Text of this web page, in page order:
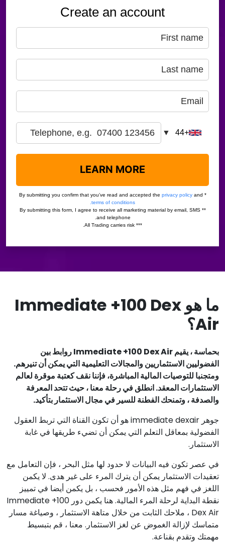
ما هو Immediate +100 Dex
Air؟
بحماسة ، يقيم Immediate +100 Dex Air روابط بين
الفضوليين الاستثماريين والمجالات التعليمية التي يمكن أن تنيرهم.
ومتجنبا للتوصيات المالية المباشرة، فإننا نقف كعتبة موقرة لعالم
الاستثمارات المعقد. انطلق في رحلة معنا ، حيث تتحد المعرفة
والصدفة ، وتمنحك الفطنة للسير في مجال الاستثمار بتأكيد.
جوهر immediate dexair هو أن تكون القناة التي تربط العقول
الفضولية بمعاقل التعلم التي يمكن أن تضيء طريقها في غابة
الاستثمار.
في عصر تكون فيه البيانات لا حدود لها مثل البحر ، فإن التعامل مع
تعقيدات الاستثمار يمكن أن يترك المرء على غير هدى. لا يكمن
اللغز في فهم مثل هذه الأمور فحسب ، بل يكمن أيضا في تمييز
نقطة البداية لرحلة المرء المالية. هنا يكمن دور Immediate +100
Dex Air ، ملاحك الثابت من خلال متاهة الاستثمار ، وصياغة مسار
متماسك لإزالة الغموض عن لغز الاستثمار. معنا ، قم بتبسيط
مهمتك وتقدم بقناعة.